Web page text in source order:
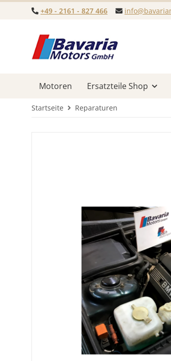
+49 - 2161 - 827 466
Motoren Ersatzteile Shop
Startseite Reparaturen